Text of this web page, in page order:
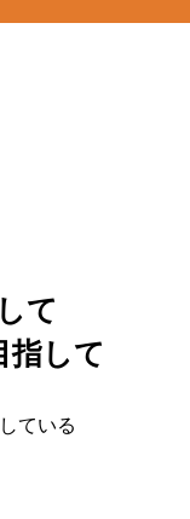
て
指して
ている